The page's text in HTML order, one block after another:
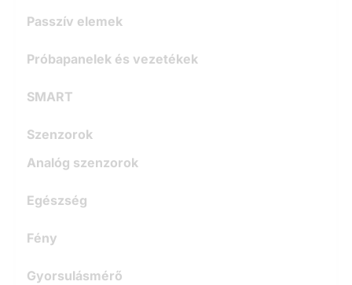
Passzív elemek
Próbapanelek és vezetékek
SMART
Szenzorok
Analóg szenzorok
Egészség
Fény
Gyorsulásmérő